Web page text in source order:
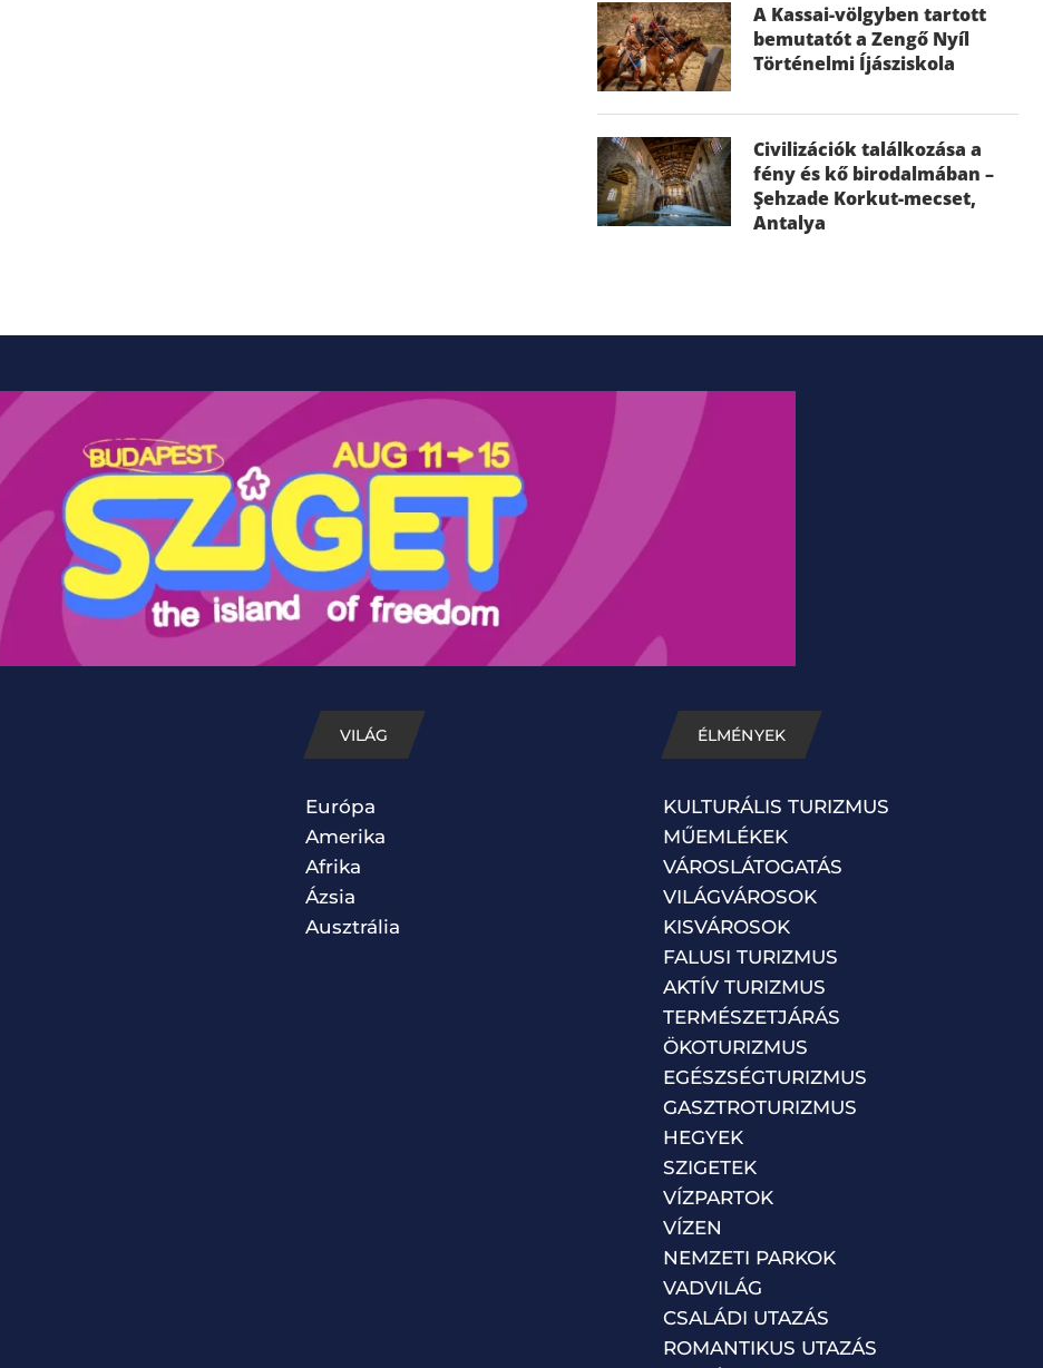
A Kassai-völgyben tartott
bemutatót a Zengő Nyíl
Történelmi Íjásziskola
Civilizációk találkozása a
fény és kő birodalmában –
Şehzade Korkut-mecset,
Antalya
VILÁG
Európa
Amerika
Afrika
Ázsia
Ausztrália
ÉLMÉNYEK
KULTURÁLIS TURIZMUS
MŰEMLÉKEK
VÁROSLÁTOGATÁS
VILÁGVÁROSOK
KISVÁROSOK
FALUSI TURIZMUS
AKTÍV TURIZMUS
TERMÉSZETJÁRÁS
ÖKOTURIZMUS
EGÉSZSÉGTURIZMUS
GASZTROTURIZMUS
HEGYEK
SZIGETEK
VÍZPARTOK
VÍZEN
NEMZETI PARKOK
VADVILÁG
CSALÁDI UTAZÁS
ROMANTIKUS UTAZÁS